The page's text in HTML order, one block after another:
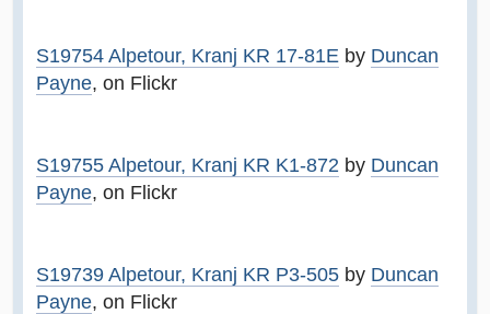
S19754 Alpetour, Kranj KR 17-81E by Duncan
Payne, on Flickr
S19755 Alpetour, Kranj KR K1-872 by Duncan
Payne, on Flickr
S19739 Alpetour, Kranj KR P3-505 by Duncan
Payne, on Flickr